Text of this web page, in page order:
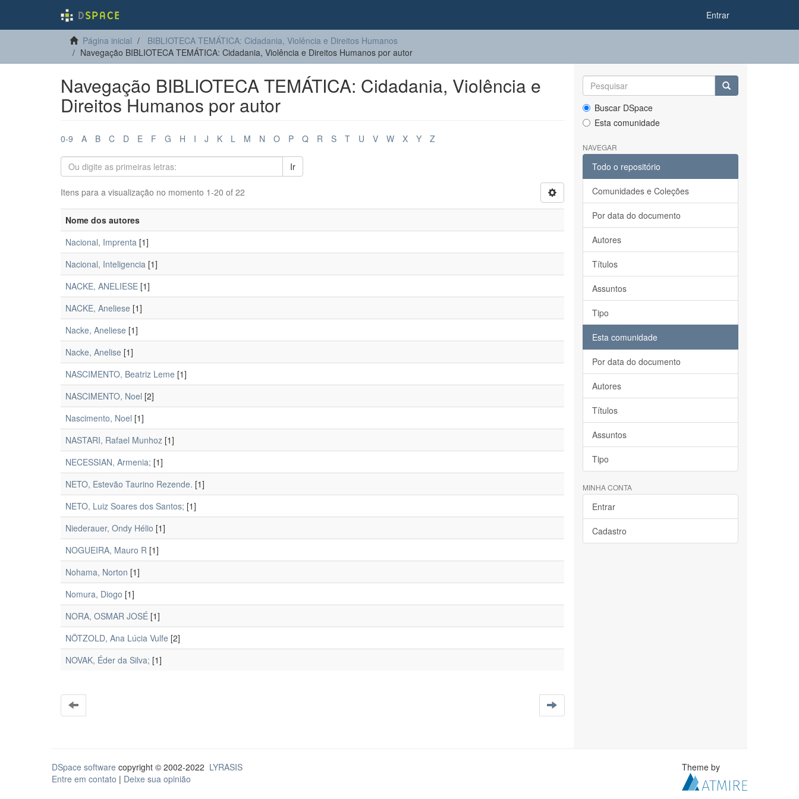
Entrar
Página inicial
BIBLIOTECA TEMÁTICA: Cidadania, Violência e Direitos Humanos
Navegação BIBLIOTECA TEMÁTICA: Cidadania, Violência e Direitos Humanos por autor
Navegação BIBLIOTECA TEMÁTICA: Cidadania, Violência e
Direitos Humanos por autor
0-9 A B C D E F G H I J K L M N O P Q R S T U V W X Y Z
Ir
Itens para a visualização no momento 1-20 of 22
Nome dos autores
Nacional, Imprenta [1]
Nacional, Inteligencia [1]
NACKE, ANELIESE [1]
NACKE, Aneliese [1]
Nacke, Aneliese [1]
Nacke, Anelise [1]
NASCIMENTO, Beatriz Leme [1]
NASCIMENTO, Noel [2]
Nascimento, Noel [1]
NASTARI, Rafael Munhoz [1]
NECESSIAN, Armenia; [1]
NETO, Estevão Taurino Rezende. [1]
NETO, Luiz Soares dos Santos; [1]
Niederauer, Ondy Hélio [1]
NOGUEIRA, Mauro R [1]
Nohama, Norton [1]
Nomura, Diogo [1]
NORA, OSMAR JOSÉ [1]
NÖTZOLD, Ana Lúcia Vulfe [2]
NOVAK, Éder da Silva; [1]
Buscar DSpace
Esta comunidade
NAVEGAR
Todo o repositório
Comunidades e Coleções
Por data do documento
Autores
Títulos
Assuntos
Tipo
Esta comunidade
Por data do documento
Autores
Títulos
Assuntos
Tipo
MINHA CONTA
Entrar
Cadastro
DSpace software copyright © 2002-2022 LYRASIS
Entre em contato | Deixe sua opinião
Theme by